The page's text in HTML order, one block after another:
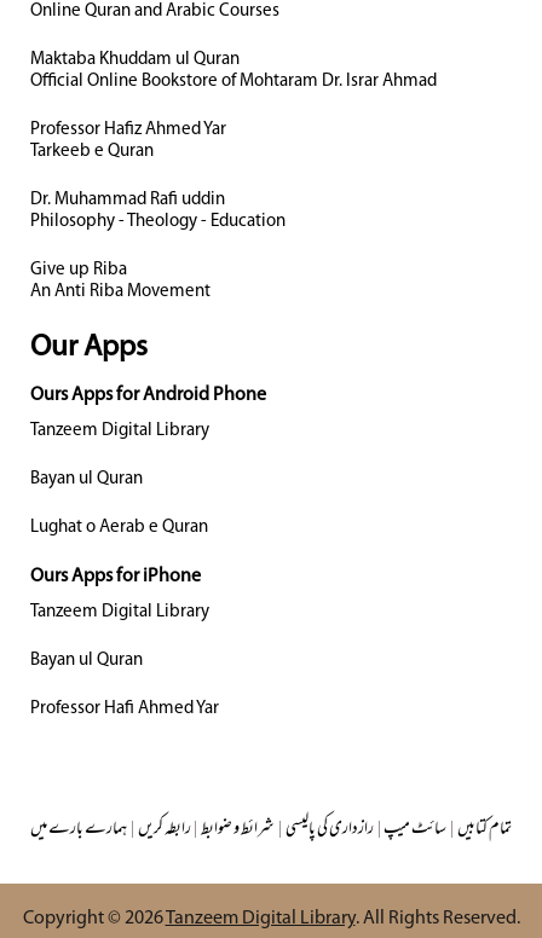
Online Quran and Arabic Courses
Maktaba Khuddam ul Quran
Official Online Bookstore of Mohtaram Dr. Israr Ahmad
Professor Hafiz Ahmed Yar
Tarkeeb e Quran
Dr. Muhammad Rafi uddin
Philosophy - Theology - Education
Give up Riba
An Anti Riba Movement
Our Apps
Ours Apps for Android Phone
Tanzeem Digital Library
Bayan ul Quran
Lughat o Aerab e Quran
Ours Apps for iPhone
Tanzeem Digital Library
Bayan ul Quran
Professor Hafi Ahmed Yar
ہمارے بارے میں|رابطہ کریں|شرائط و ضوابط|رازداری کی پالیسی|سائٹ میپ|تمام کتابیں
Copyright © 2026Tanzeem Digital Library. All Rights Reserved.